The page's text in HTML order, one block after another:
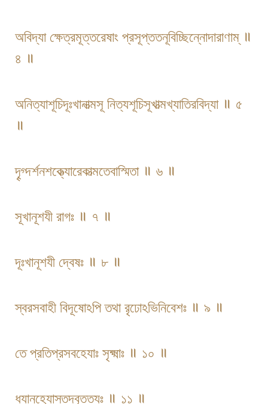
অবিদ্যা ক্ষেত্রমূত্তরেষাং প্রসূপ্ততনূবিচ্ছিন্নোদারাণাম্ ॥
৪ ॥
অনিত্যাশূচিদূঃখানাত্মসূ নিত্যশূচিসূখাত্মখ্যাতিরবিদ্যা ॥ ৫
॥
দৄগ্দর্শনশক্ত্যোরেকাত্মতেবাস্মিতা ॥ ৬ ॥
সূখানূশযী রাগঃ ॥ ৭ ॥
দূঃখানূশযী দ্বেষঃ ॥ ৮ ॥
স্বরসবাহী বিদূষোঽপি তথা রৃঢোঽভিনিবেশঃ ॥ ৯ ॥
তে প্রতিপ্রসবহেযাঃ সৃক্ষ্মাঃ ॥ ১০ ॥
ধ্যানহেযাস্তদ্বৄত্তযঃ ॥ ১১ ॥